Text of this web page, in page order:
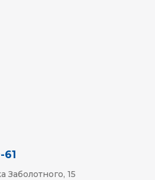
61
Заболотного, 15